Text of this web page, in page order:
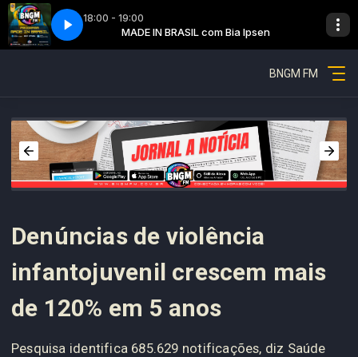
18:00 - 19:00
Ipsen MADE IN BRASIL com Bia Ipsen
Made in Brazil - Parte 2
BNGM FM
Denúncias de violência
infantojuvenil crescem mais
de 120% em 5 anos
Pesquisa identifica 685.629 notificações, diz Saúde